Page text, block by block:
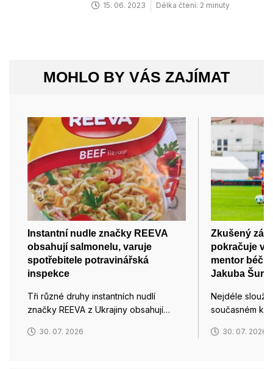
15. 06. 2023 Délka čtení: 2 minuty
MOHLO BY VÁS ZAJÍMAT
Instantní nudle značky REEVA
obsahují salmonelu, varuje
spotřebitele potravinářská
inspekce
Tři různé druhy instantních nudlí
značky REEVA z Ukrajiny obsahují…
30. 07. 2026
Zkušený
pokračuje
mentor
Jakuba
Nejdéle
současném
30. 07. 2026